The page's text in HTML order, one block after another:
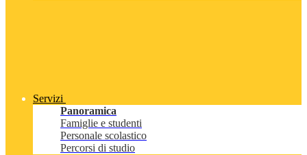
Servizi
Panoramica
Famiglie e studenti
Personale scolastico
Percorsi di studio